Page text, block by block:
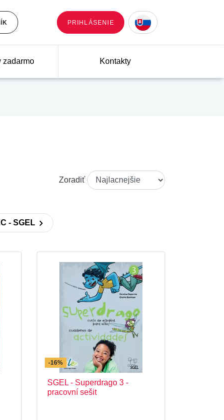
PRIHLÁSENIE
zadarmo Kontakty
Zoradiť
- SGEL
Innovations
Pasacalle
-16%
SGEL - Superdrago 3 -
pracovní sešit